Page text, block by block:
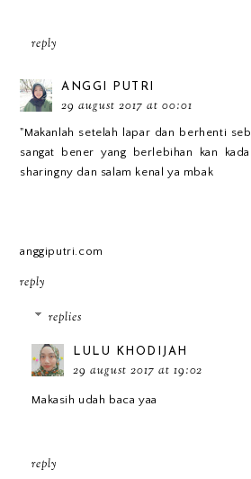
reply
ANGGI PUTRI
29 august 2017 at 00:01
"Makanlah setelah lapar dan berhenti
sangat bener yang berlebihan kan
sharingny dan salam kenal ya mbak
anggiputri.com
reply
replies
LULU KHODIJAH
29 august 2017 at 19:02
Makasih udah baca yaa
reply